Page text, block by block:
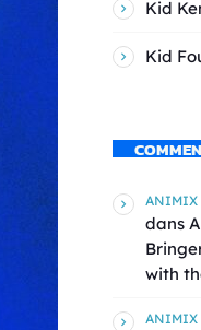
Kid
Kid
ANIMIX
dans
with
ANIMIX